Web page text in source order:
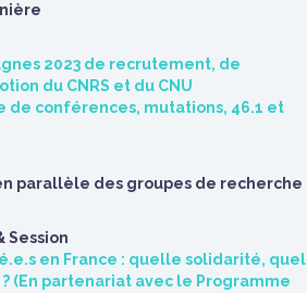
2023 de recrutement, de
du CNRS et du CNU
de conférences, mutations, 46.1 et
parallèle des groupes de recherche
Session
en France : quelle solidarité, quel
(En partenariat avec le Programme